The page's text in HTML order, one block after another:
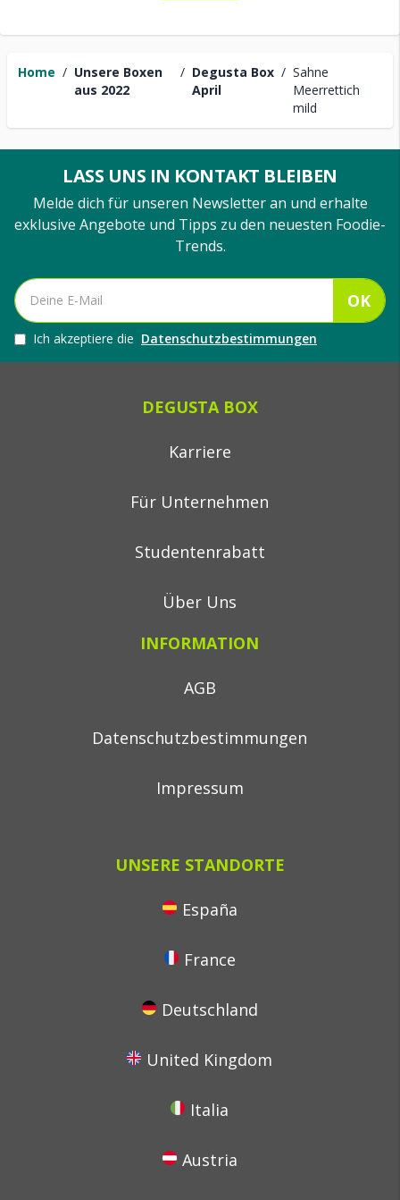
Home / Unsere Boxen
aus 2022
/ Degusta Box
April
/ Sahne
Meerrettich
mild
LASS UNS IN KONTAKT BLEIBEN
Melde dich für unseren Newsletter an und erhalte
exklusive Angebote und Tipps zu den neuesten Foodie-
Trends.
OK
Ich akzeptiere die Datenschutzbestimmungen
DEGUSTA BOX
Karriere
Für Unternehmen
Studentenrabatt
Über Uns
INFORMATION
AGB
Datenschutzbestimmungen
Impressum
UNSERE STANDORTE
España
France
Deutschland
United Kingdom
Italia
Austria